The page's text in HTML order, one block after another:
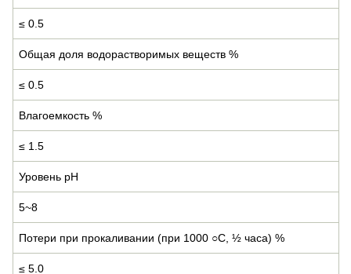
≤ 0.5
Общая доля водорастворимых веществ %
≤ 0.5
Влагоемкость %
≤ 1.5
Уровень pH
5~8
Потери при прокаливании (при 1000 ○С, ½ часа) %
≤ 5.0